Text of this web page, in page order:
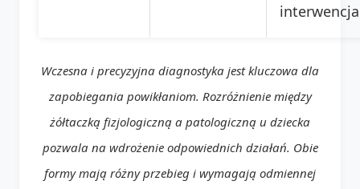
interwencja
Wczesna i precyzyjna diagnostyka jest kluczowa dla
zapobiegania powikłaniom. Rozróżnienie między
żółtaczką fizjologiczną a patologiczną u dziecka
pozwala na wdrożenie odpowiednich działań. Obie
formy mają różny przebieg i wymagają odmiennej